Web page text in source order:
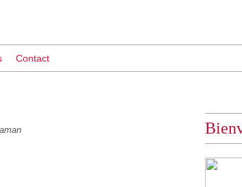
Contact